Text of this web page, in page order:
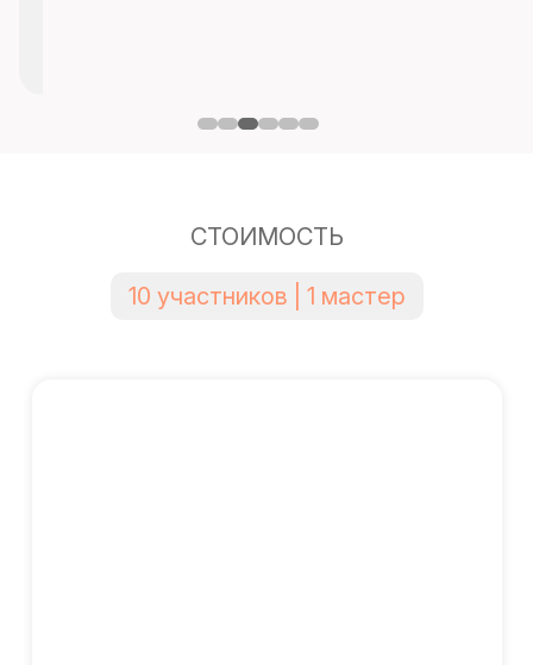
СТОИМОСТЬ
10 участников | 1 мастер